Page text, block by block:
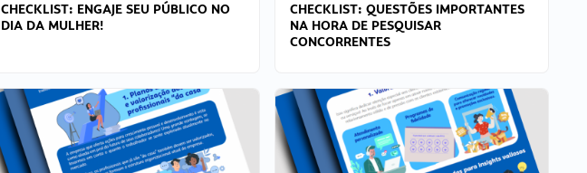
CHECKLIST: ENGAJE SEU PÚBLICO NO
DIA DA MULHER!
CHECKLIST: QUESTÕES IMPORTANTES
NA HORA DE PESQUISAR
CONCORRENTES